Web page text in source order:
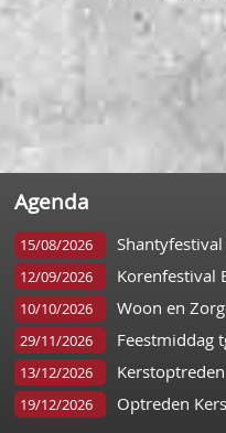
Agenda
15/08/2026
12/09/2026 Korenfestival
10/10/2026 Woon en
29/11/2026 Feestmiddag
13/12/2026
19/12/2026 Optreden